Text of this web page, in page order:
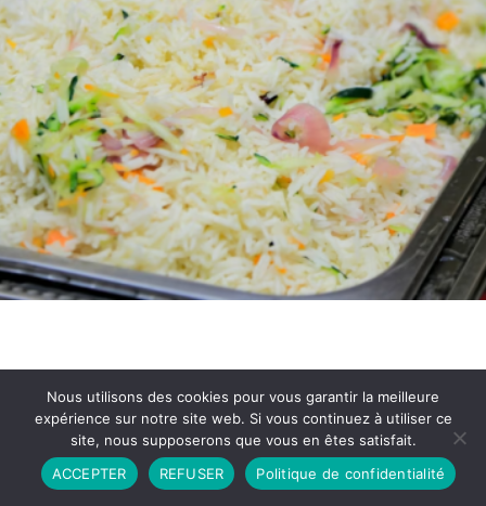
Partenariat Contact
Politique de Confidentialité
CGU
Copyright © 2026 - Propulsé par DIEUDUDIABLE
Nous utilisons des cookies pour vous garantir la meilleure
expérience sur notre site web. Si vous continuez à utiliser ce
site, nous supposerons que vous en êtes satisfait.
ACCEPTER
REFUSER Politique de confidentialité